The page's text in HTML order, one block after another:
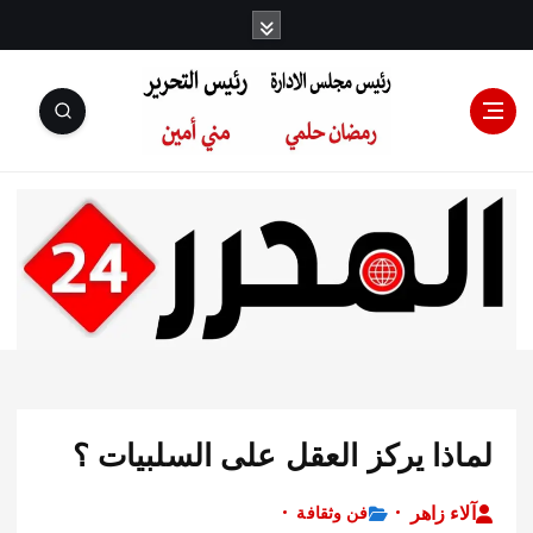
رئيس مجلس
الإدارة: رمضان
التحرير:مني أمين
يركز العقل على السلبيات ؟
زاهر
فن وثقافة